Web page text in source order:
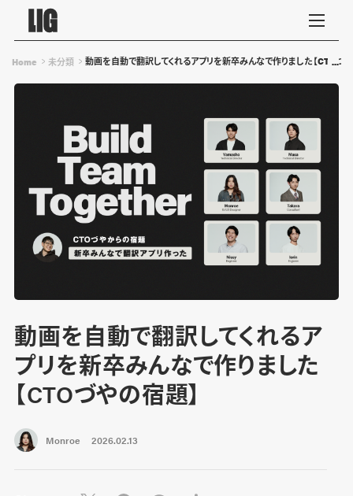
Home 未分類 動画を自動で翻訳してくれるアプリを新卒みんなで作りました【CTOづ
動画を自動で翻訳してくれるア
プリを新卒みんなで作りました
【CTOづやの宿題】
Monroe 2026.02.13